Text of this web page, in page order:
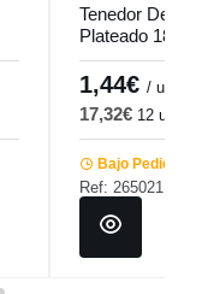
Tenedor De
Plateado 18.6
1,44€ / ud
17,32€ 12 ud
Bajo Pedido
Ref: 265021